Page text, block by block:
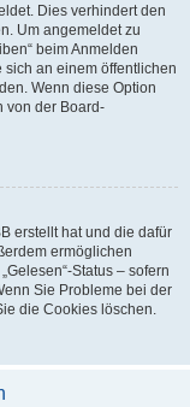
Dies verhindert den
Um angemeldet zu
beim Anmelden
an einem öffentlichen
Wenn diese Option
von der Board-
erstellt hat und die dafür
ermöglichen
Status – sofern
Sie Probleme bei der
die Cookies löschen.